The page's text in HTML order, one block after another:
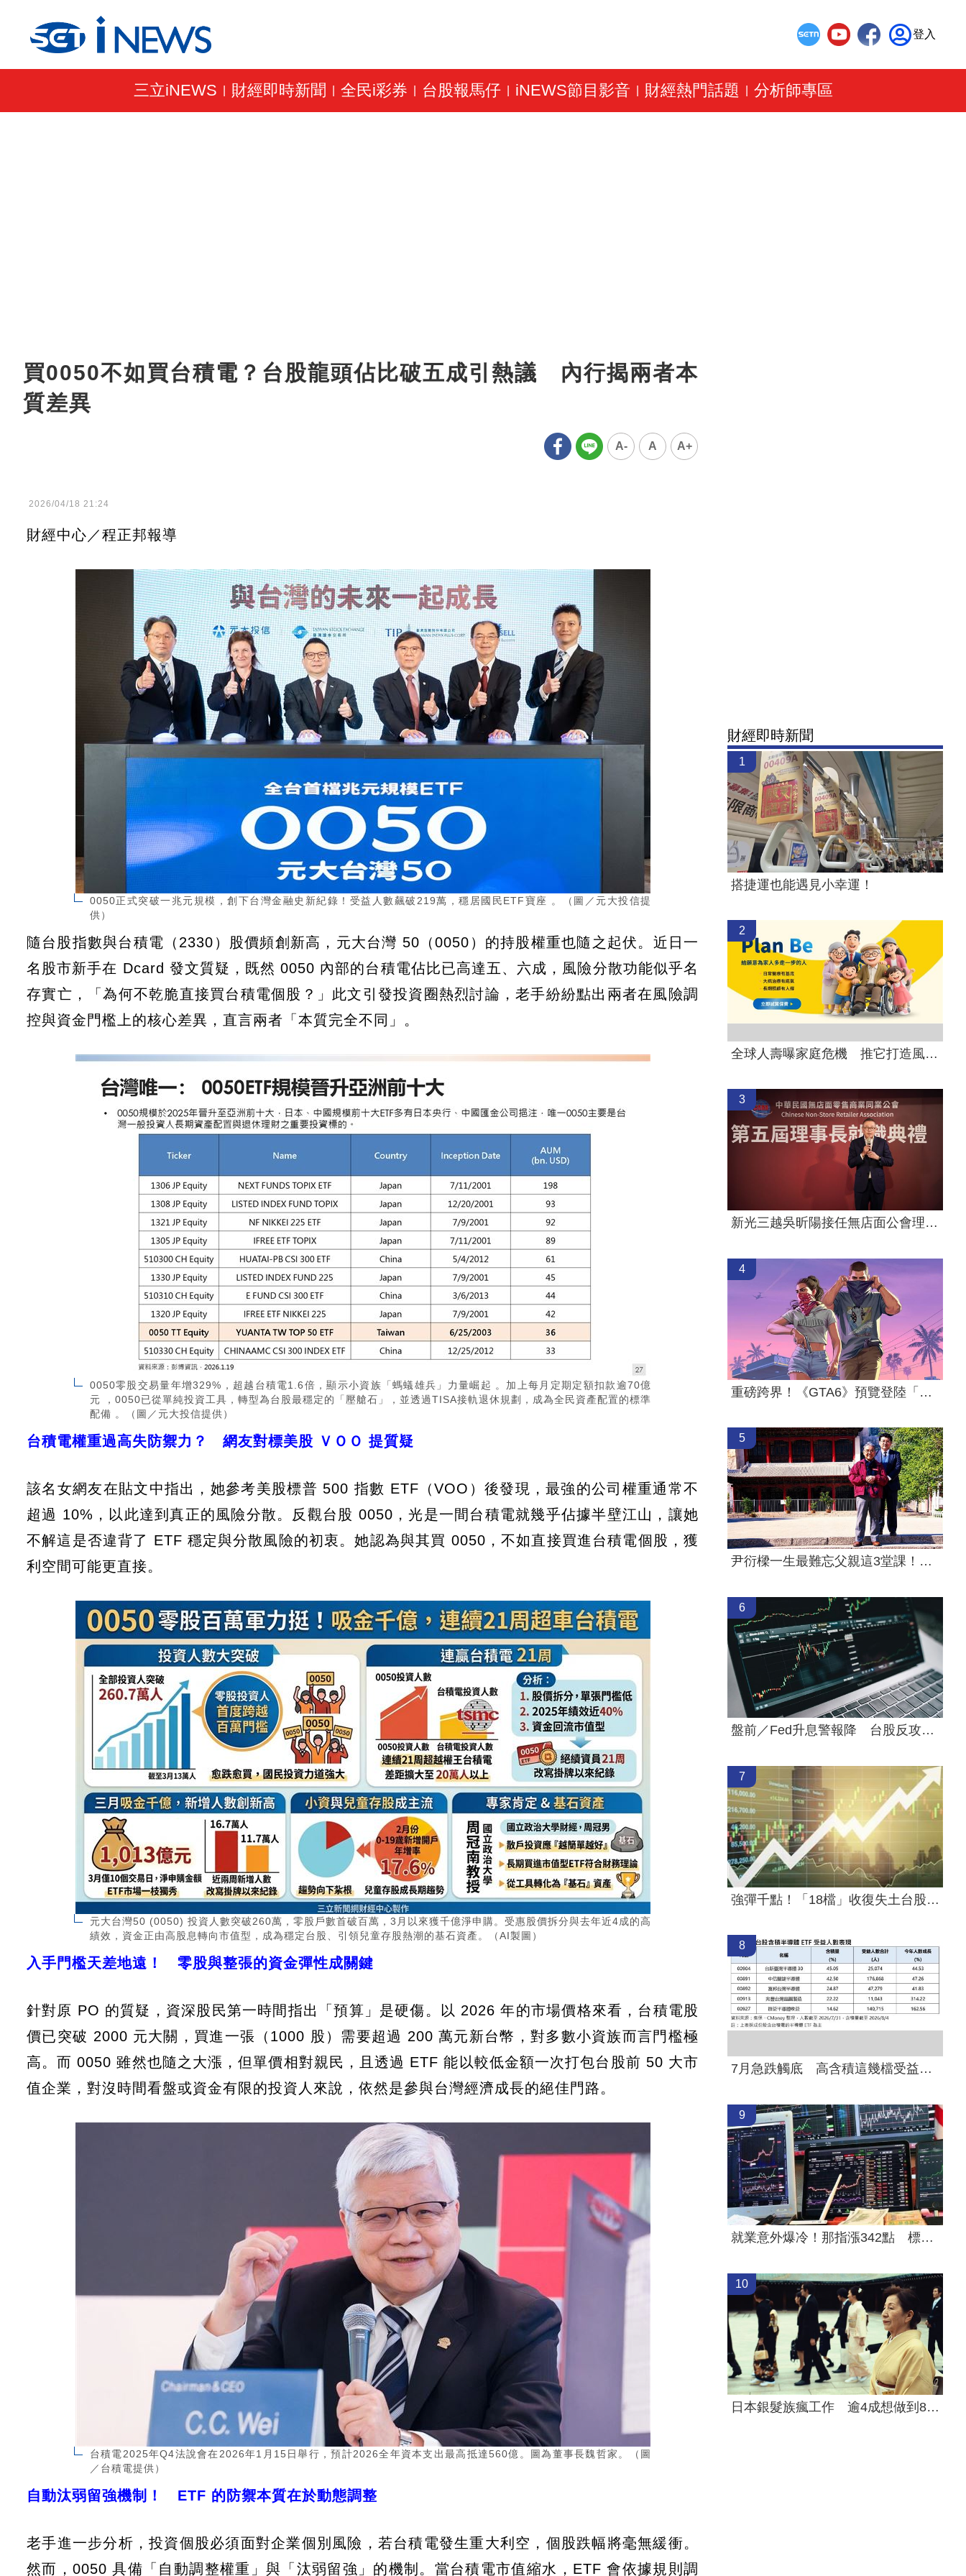
登入
三立iNEWS 財經即時新聞 全民i彩券 台股報馬仔| iNEWS節目影音 財經熱門話題 分析師專區
買0050不如買台積電？台股龍頭佔比破五成引熱議 內行揭兩者本
質差異
A- A A+
2026/04/18 21:24
財經中心／程正邦報導
0050正式突破一兆元規模，創下台灣金融史新紀錄！受益人數飆破219萬，穩居國民ETF寶座 。（圖／元大投信提
供）
隨台股指數與台積電（2330）股價頻創新高，元大台灣 50（0050）的持股權重也隨之起伏。近日一
名股市新手在 Dcard 發文質疑，既然 0050 內部的台積電佔比已高達五、六成，風險分散功能似乎名
存實亡，「為何不乾脆直接買台積電個股？」此文引發投資圈熱烈討論，老手紛紛點出兩者在風險調
控與資金門檻上的核心差異，直言兩者「本質完全不同」。
0050零股交易量年增329%，超越台積電1.6倍，顯示小資族「螞蟻雄兵」力量崛起 。加上每月定期定額扣款逾70億
元 ，0050已從單純投資工具，轉型為台股最穩定的「壓艙石」，並透過TISA接軌退休規劃，成為全民資產配置的標準
配備 。（圖／元大投信提供）
台積電權重過高失防禦力？ 網友對標美股 ＶＯＯ 提質疑
該名女網友在貼文中指出，她參考美股標普 500 指數 ETF（VOO）後發現，最強的公司權重通常不
超過 10%，以此達到真正的風險分散。反觀台股 0050，光是一間台積電就幾乎佔據半壁江山，讓她
不解這是否違背了 ETF 穩定與分散風險的初衷。她認為與其買 0050，不如直接買進台積電個股，獲
利空間可能更直接。
元大台灣50 (0050) 投資人數突破260萬，零股戶數首破百萬，3月以來獲千億淨申購。受惠股價拆分與去年近4成的高
績效，資金正由高股息轉向市值型，成為穩定台股、引領兒童存股熱潮的基石資產。（AI製圖）
入手門檻天差地遠！ 零股與整張的資金彈性成關鍵
針對原 PO 的質疑，資深股民第一時間指出「預算」是硬傷。以 2026 年的市場價格來看，台積電股
價已突破 2000 元大關，買進一張（1000 股）需要超過 200 萬元新台幣，對多數小資族而言門檻極
高。而 0050 雖然也隨之大漲，但單價相對親民，且透過 ETF 能以較低金額一次打包台股前 50 大市
值企業，對沒時間看盤或資金有限的投資人來說，依然是參與台灣經濟成長的絕佳門路。
台積電2025年Q4法說會在2026年1月15日舉行，預計2026全年資本支出最高抵達560億。圖為董事長魏哲家。（圖
／台積電提供）
自動汰弱留強機制！ ETF 的防禦本質在於動態調整
老手進一步分析，投資個股必須面對企業個別風險，若台積電發生重大利空，個股跌幅將毫無緩衝。
然而，0050 具備「自動調整權重」與「汰弱留強」的機制。當台積電市值縮水，ETF 會依據規則調
財經即時新聞
1
搭捷運也能遇見小幸運！
2
全球人壽曝家庭危機 推它打造風險防護網
3
新光三越吳昕陽接任無店面公會理事長
4
重磅跨界！《GTA6》預覽登陸「這平台」
5
尹衍樑一生最難忘父親這3堂課！逼哭全網
6
盤前／Fed升息警報降 台股反攻關鍵曝光
7
強彈千點！「18檔」收復失土台股ETF
8
7月急跌觸底 高含積這幾檔受益人激增！
9
就業意外爆冷！那指漲342點 標普500新高
10
日本銀髮族瘋工作 逾4成想做到80歲